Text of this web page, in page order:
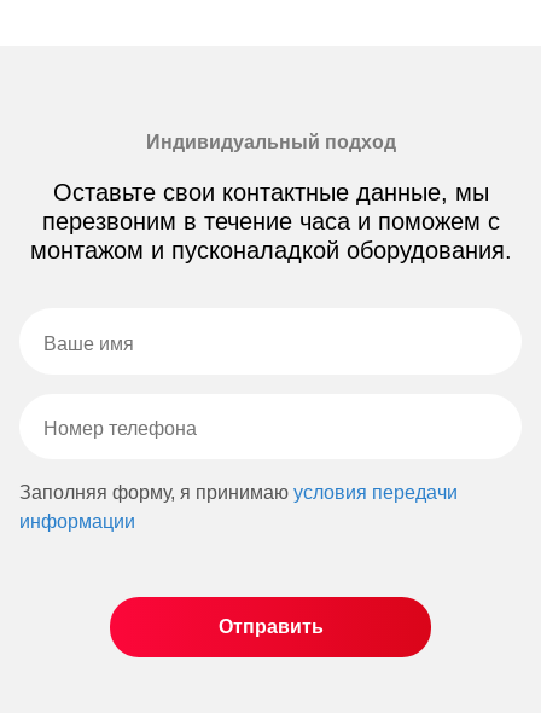
Индивидуальный подход
Оставьте свои контактные данные, мы
перезвоним в течение часа и поможем с
монтажом и пусконаладкой оборудования.
Заполняя форму, я принимаю условия передачи
информации